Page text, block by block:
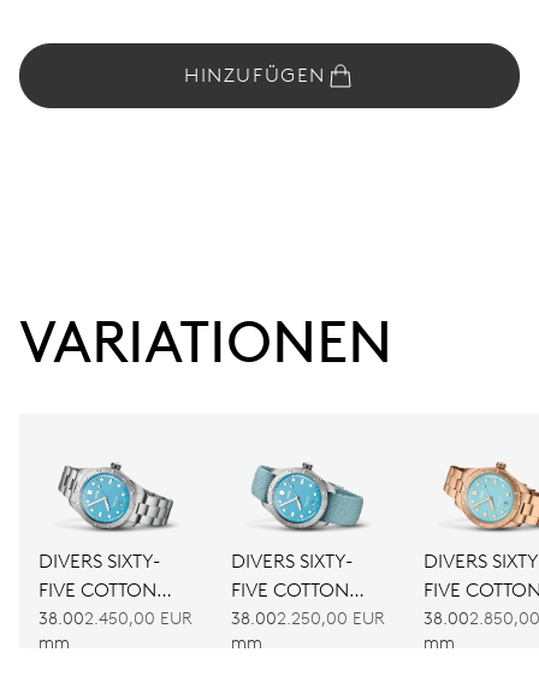
HINZUFÜGEN
VARIATIONEN
DIVERS SIXTY-
FIVE COTTON
CANDY
38.00
mm
2.450,00 EUR
DIVERS SIXTY-
FIVE COTTON
CANDY
38.00
mm
2.250,00 EUR
DIVERS
FIVE
CANDY
38.00
mm